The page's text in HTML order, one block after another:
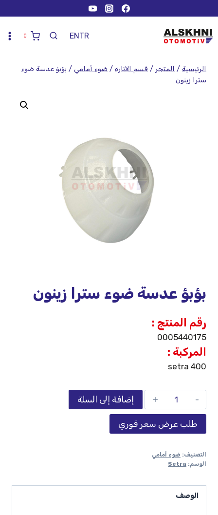
TR
EN
0
الرئيسية / المتجر / قسم الانارة / ضوء أمامي / بؤبؤ عدسة ضوء
سترا زينون
بؤبؤ عدسة ضوء سترا زينون
رقم المنتج :
0005440175
المركبة :
setra 400
إضافة إلى السلة
طلب عرض سعر فوري
التصنيف: ضوء أمامي
الوسم: Setra
الوصف